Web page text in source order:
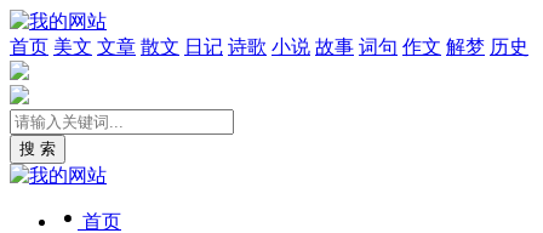
首页 美文 文章 散文 日记 诗歌 小说 故事 词句 作文 解梦 历史
搜 索
首页